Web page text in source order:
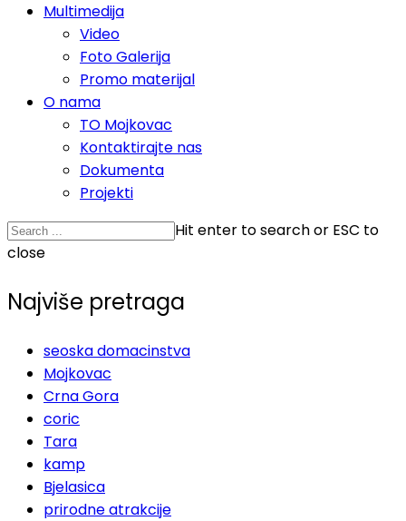
Multimedija
Video
Foto Galerija
Promo materijal
O nama
TO Mojkovac
Kontaktirajte nas
Dokumenta
Projekti
Hit enter to search or ESC to
close
Najviše pretraga
seoska domacinstva
Mojkovac
Crna Gora
coric
Tara
kamp
Bjelasica
prirodne atrakcije